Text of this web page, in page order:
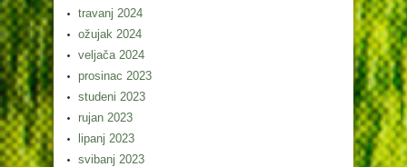
travanj 2024
ožujak 2024
veljača 2024
prosinac 2023
studeni 2023
rujan 2023
lipanj 2023
svibanj 2023